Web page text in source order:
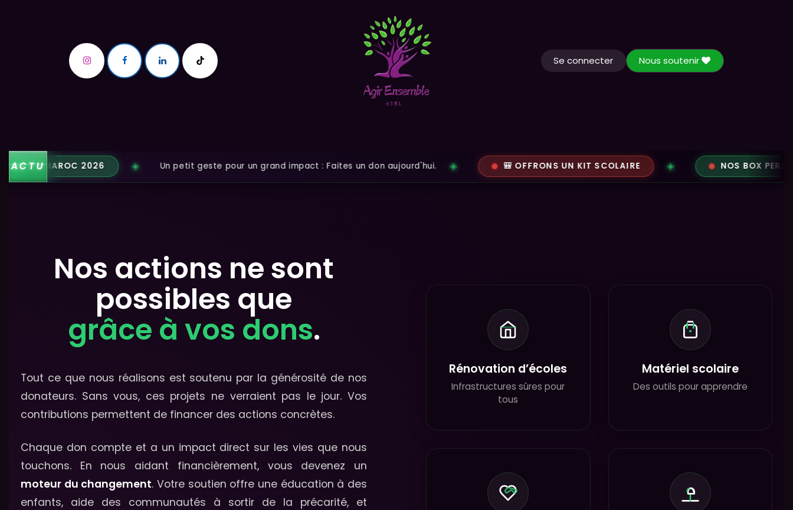
Se connecter Nous soutenir
ACTU
MAROC 2026 Un petit geste pour un grand impact : Faites un don aujourd'hui. 🎒 OFFRONS UN KIT SCOLAIRE NOS BOX
Nos actions ne sont
possibles que
grâce à vos dons.
Tout ce que nous réalisons est soutenu par la générosité de nos
donateurs. Sans vous, ces projets ne verraient pas le jour. Vos
contributions permettent de financer des actions concrètes.
Chaque don compte et a un impact direct sur les vies que nous
touchons. En nous aidant financièrement, vous devenez un
moteur du changement. Votre soutien offre une éducation à des
enfants, aide des communautés à sortir de la précarité, et
Rénovation d’écoles
Infrastructures sûres pour
tous
Matériel scolaire
Des outils pour apprendre